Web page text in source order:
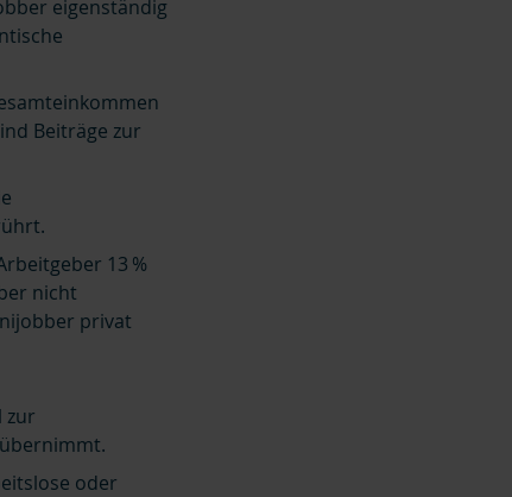
eigenständig
Beiträge zur
13 %
nicht
privat
zur
oder